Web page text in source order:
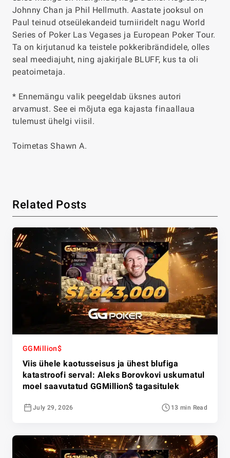
Johnny Chan ja Phil Hellmuth. Aastate jooksul on
Paul teinud otseülekandeid turniiridelt nagu World
Series of Poker Las Vegases ja European Poker Tour.
Ta on kirjutanud ka teistele pokkeribrändidele, olles
seal meediajuht, ning ajakirjale BLUFF, kus ta oli
peatoimetaja.
* Ennemängu valik peegeldab üksnes autori
arvamust. See ei mõjuta ega kajasta finaallaua
tulemust ühelgi viisil.
Toimetas Shawn A.
Related Posts
GGMillion$
Viis ühele kaotusseisus ja ühest blufiga
katastroofi serval: Aleks Borovkovi uskumatul
moel saavutatud GGMillion$ tagasitulek
July 29, 2026 13 min Read